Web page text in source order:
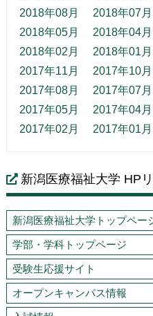
2018年08月
2018年07月
2018年05月
2018年04月
2018年02月
2018年01月
2017年11月
2017年10月
2017年08月
2017年07月
2017年05月
2017年04月
2017年02月
2017年01月
新潟医療福祉大学 HP
新潟医療福祉大学トップペー
学部・学科トップページ
受験生応援サイト
オープンキャンパス情報